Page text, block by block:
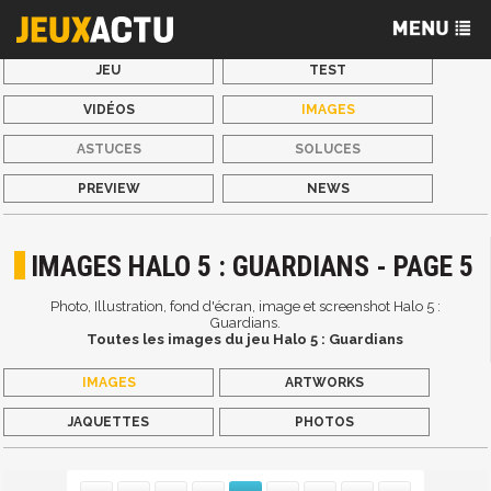
JEU TEST
VIDÉOS IMAGES
ASTUCES SOLUCES
PREVIEW NEWS
IMAGES HALO 5 : GUARDIANS - PAGE 5
Photo, Illustration, fond d'écran, image et screenshot Halo 5 :
Guardians.
Toutes les images du jeu Halo 5 : Guardians
IMAGES ARTWORKS
JAQUETTES PHOTOS